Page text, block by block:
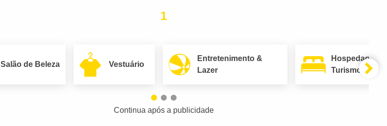
1
Salão de Beleza Vestuário
Entretenimento &
Lazer
Hospedagem
Turismo
Continua após a publicidade